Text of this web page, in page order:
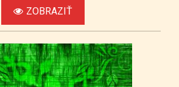
ZOBRAZIŤ